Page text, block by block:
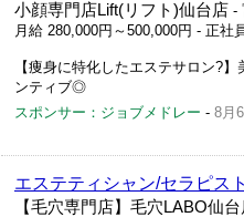
小顔専門店Lift(リフト)仙台店 -
月給 280,000円～500,000円 - 正社
【痩身に特化したエステサロン?
ンティブ◎
スポンサー：ジョブメドレー - 8月
エステティシャン/セラピスト
【毛穴専門店】毛穴LABO仙